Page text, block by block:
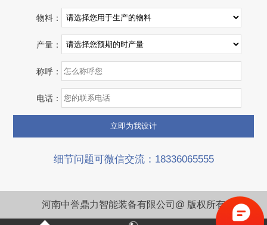
湖北省宜昌市砂石集并日产一万吨砂石料生产线
项目坐标
湖北省宜昌市
设计产能
日产一万吨
项目业主
砂石集并中心 建筑垃圾等石料
咨询该项目执行经理
物料：
产量：
称呼：
电话：
细节问题可微信交流：18336065555
河南中誉鼎力智能装备有限公司@ 版权所有